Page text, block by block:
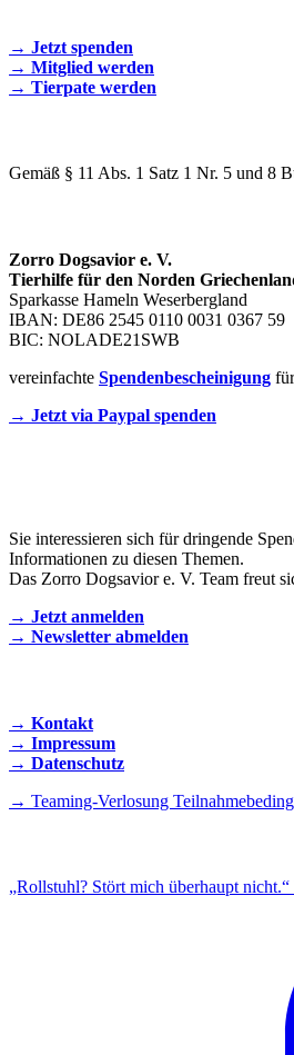
→ Jetzt spenden
→ Mitglied werden
→ Tierpate werden
Gemäß § 11 Abs. 1 Satz 1 Nr. 5 und 8
Zorro Dogsavior e. V.
Tierhilfe für den Norden
Sparkasse Hameln Weserbergland
IBAN: DE86 2545 0110 0031 0367 59
BIC: NOLADE21SWB
vereinfachte Spendenbescheinigung
→ Jetzt via Paypal spenden
Sie interessieren sich für dringende
Informationen zu diesen Themen.
Das Zorro Dogsavior e. V. Team freut
→ Jetzt anmelden
→ Newsletter abmelden
→ Kontakt
→ Impressum
→ Datenschutz
→ Teaming-Verlosung
„Rollstuhl? Stört mich überhaupt nicht.“